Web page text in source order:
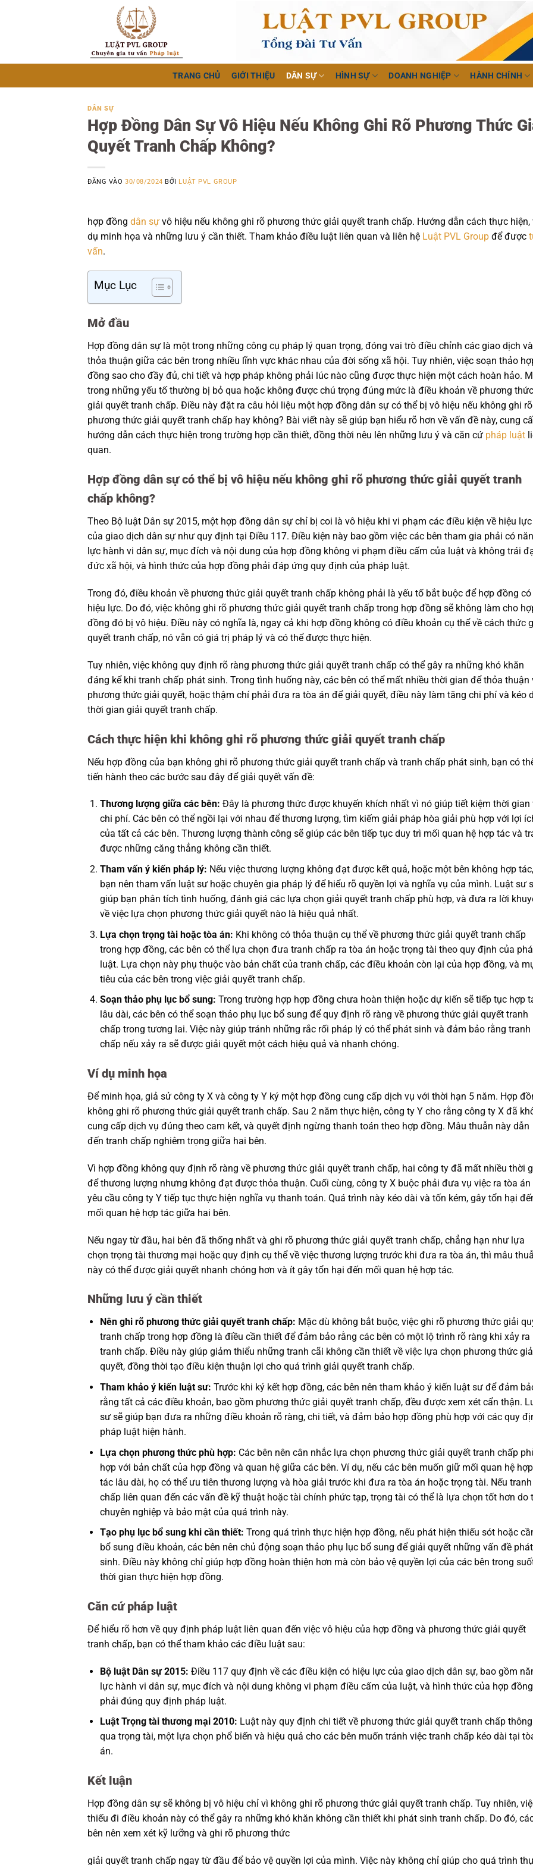
TRANG CHỦ GIỚI THIỆU DÂN SỰ HÌNH SỰ DOANH NGHIỆP HÀNH CHÍNH
DÂN SỰ
Hợp Đồng Dân Sự Vô Hiệu Nếu Không Ghi Rõ Phương Thức
Quyết Tranh Chấp Không?
ĐĂNG VÀO30/08/2024 BỞI LUẬT PVL GROUP
hợp đồng dân sự vô hiệu nếu không ghi rõ phương thức giải quyết tranh chấp. Hướng dẫn cách thực hiện,
dụ minh họa và những lưu ý cần thiết. Tham khảo điều luật liên quan và liên hệ Luật PVL Group để được
vấn.
Mục Lục
Mở đầu
Hợp đồng dân sự là một trong những công cụ pháp lý quan trọng, đóng vai trò điều chỉnh các giao dịch và
thỏa thuận giữa các bên trong nhiều lĩnh vực khác nhau của đời sống xã hội. Tuy nhiên, việc soạn thảo
đồng sao cho đầy đủ, chi tiết và hợp pháp không phải lúc nào cũng được thực hiện một cách hoàn hảo.
trong những yếu tố thường bị bỏ qua hoặc không được chú trọng đúng mức là điều khoản về phương thức
giải quyết tranh chấp. Điều này đặt ra câu hỏi liệu một hợp đồng dân sự có thể bị vô hiệu nếu không ghi rõ
phương thức giải quyết tranh chấp hay không? Bài viết này sẽ giúp bạn hiểu rõ hơn về vấn đề này, cung
hướng dẫn cách thực hiện trong trường hợp cần thiết, đồng thời nêu lên những lưu ý và căn cứ pháp luật
quan.
Hợp đồng dân sự có thể bị vô hiệu nếu không ghi rõ phương thức giải quyết tranh
chấp không?
Theo Bộ luật Dân sự 2015, một hợp đồng dân sự chỉ bị coi là vô hiệu khi vi phạm các điều kiện về hiệu lực
của giao dịch dân sự như quy định tại Điều 117. Điều kiện này bao gồm việc các bên tham gia phải có
lực hành vi dân sự, mục đích và nội dung của hợp đồng không vi phạm điều cấm của luật và không trái
đức xã hội, và hình thức của hợp đồng phải đáp ứng quy định của pháp luật.
Trong đó, điều khoản về phương thức giải quyết tranh chấp không phải là yếu tố bắt buộc để hợp đồng có
hiệu lực. Do đó, việc không ghi rõ phương thức giải quyết tranh chấp trong hợp đồng sẽ không làm cho
đồng đó bị vô hiệu. Điều này có nghĩa là, ngay cả khi hợp đồng không có điều khoản cụ thể về cách thức
quyết tranh chấp, nó vẫn có giá trị pháp lý và có thể được thực hiện.
Tuy nhiên, việc không quy định rõ ràng phương thức giải quyết tranh chấp có thể gây ra những khó khăn
đáng kể khi tranh chấp phát sinh. Trong tình huống này, các bên có thể mất nhiều thời gian để thỏa thuận
phương thức giải quyết, hoặc thậm chí phải đưa ra tòa án để giải quyết, điều này làm tăng chi phí và kéo
thời gian giải quyết tranh chấp.
Cách thực hiện khi không ghi rõ phương thức giải quyết tranh chấp
Nếu hợp đồng của bạn không ghi rõ phương thức giải quyết tranh chấp và tranh chấp phát sinh, bạn có
tiến hành theo các bước sau đây để giải quyết vấn đề:
Thương lượng giữa các bên: Đây là phương thức được khuyến khích nhất vì nó giúp tiết kiệm thời gian
chi phí. Các bên có thể ngồi lại với nhau để thương lượng, tìm kiếm giải pháp hòa giải phù hợp với lợi
của tất cả các bên. Thương lượng thành công sẽ giúp các bên tiếp tục duy trì mối quan hệ hợp tác và
được những căng thẳng không cần thiết.
Tham vấn ý kiến pháp lý: Nếu việc thương lượng không đạt được kết quả, hoặc một bên không hợp tác,
bạn nên tham vấn luật sư hoặc chuyên gia pháp lý để hiểu rõ quyền lợi và nghĩa vụ của mình. Luật sư
giúp bạn phân tích tình huống, đánh giá các lựa chọn giải quyết tranh chấp phù hợp, và đưa ra lời
về việc lựa chọn phương thức giải quyết nào là hiệu quả nhất.
Lựa chọn trọng tài hoặc tòa án: Khi không có thỏa thuận cụ thể về phương thức giải quyết tranh chấp
trong hợp đồng, các bên có thể lựa chọn đưa tranh chấp ra tòa án hoặc trọng tài theo quy định của
luật. Lựa chọn này phụ thuộc vào bản chất của tranh chấp, các điều khoản còn lại của hợp đồng, và
tiêu của các bên trong việc giải quyết tranh chấp.
Soạn thảo phụ lục bổ sung: Trong trường hợp hợp đồng chưa hoàn thiện hoặc dự kiến sẽ tiếp tục hợp
lâu dài, các bên có thể soạn thảo phụ lục bổ sung để quy định rõ ràng về phương thức giải quyết tranh
chấp trong tương lai. Việc này giúp tránh những rắc rối pháp lý có thể phát sinh và đảm bảo rằng tranh
chấp nếu xảy ra sẽ được giải quyết một cách hiệu quả và nhanh chóng.
Ví dụ minh họa
Để minh họa, giả sử công ty X và công ty Y ký một hợp đồng cung cấp dịch vụ với thời hạn 5 năm. Hợp
không ghi rõ phương thức giải quyết tranh chấp. Sau 2 năm thực hiện, công ty Y cho rằng công ty X đã
cung cấp dịch vụ đúng theo cam kết, và quyết định ngừng thanh toán theo hợp đồng. Mâu thuẫn này dẫn
đến tranh chấp nghiêm trọng giữa hai bên.
Vì hợp đồng không quy định rõ ràng về phương thức giải quyết tranh chấp, hai công ty đã mất nhiều thời
để thương lượng nhưng không đạt được thỏa thuận. Cuối cùng, công ty X buộc phải đưa vụ việc ra tòa án
yêu cầu công ty Y tiếp tục thực hiện nghĩa vụ thanh toán. Quá trình này kéo dài và tốn kém, gây tổn hại
mối quan hệ hợp tác giữa hai bên.
Nếu ngay từ đầu, hai bên đã thống nhất và ghi rõ phương thức giải quyết tranh chấp, chẳng hạn như lựa
chọn trọng tài thương mại hoặc quy định cụ thể về việc thương lượng trước khi đưa ra tòa án, thì mâu
này có thể được giải quyết nhanh chóng hơn và ít gây tổn hại đến mối quan hệ hợp tác.
Những lưu ý cần thiết
Nên ghi rõ phương thức giải quyết tranh chấp: Mặc dù không bắt buộc, việc ghi rõ phương thức giải
tranh chấp trong hợp đồng là điều cần thiết để đảm bảo rằng các bên có một lộ trình rõ ràng khi xảy ra
tranh chấp. Điều này giúp giảm thiểu những tranh cãi không cần thiết về việc lựa chọn phương thức
quyết, đồng thời tạo điều kiện thuận lợi cho quá trình giải quyết tranh chấp.
Tham khảo ý kiến luật sư: Trước khi ký kết hợp đồng, các bên nên tham khảo ý kiến luật sư để đảm
rằng tất cả các điều khoản, bao gồm phương thức giải quyết tranh chấp, đều được xem xét cẩn thận.
sư sẽ giúp bạn đưa ra những điều khoản rõ ràng, chi tiết, và đảm bảo hợp đồng phù hợp với các quy
pháp luật hiện hành.
Lựa chọn phương thức phù hợp: Các bên nên cân nhắc lựa chọn phương thức giải quyết tranh chấp
hợp với bản chất của hợp đồng và quan hệ giữa các bên. Ví dụ, nếu các bên muốn giữ mối quan hệ hợp
tác lâu dài, họ có thể ưu tiên thương lượng và hòa giải trước khi đưa ra tòa án hoặc trọng tài. Nếu tranh
chấp liên quan đến các vấn đề kỹ thuật hoặc tài chính phức tạp, trọng tài có thể là lựa chọn tốt hơn do
chuyên nghiệp và bảo mật của quá trình này.
Tạo phụ lục bổ sung khi cần thiết: Trong quá trình thực hiện hợp đồng, nếu phát hiện thiếu sót hoặc
bổ sung điều khoản, các bên nên chủ động soạn thảo phụ lục bổ sung để giải quyết những vấn đề phát
sinh. Điều này không chỉ giúp hợp đồng hoàn thiện hơn mà còn bảo vệ quyền lợi của các bên trong
thời gian thực hiện hợp đồng.
Căn cứ pháp luật
Để hiểu rõ hơn về quy định pháp luật liên quan đến việc vô hiệu của hợp đồng và phương thức giải quyết
tranh chấp, bạn có thể tham khảo các điều luật sau:
Bộ luật Dân sự 2015: Điều 117 quy định về các điều kiện có hiệu lực của giao dịch dân sự, bao gồm
lực hành vi dân sự, mục đích và nội dung không vi phạm điều cấm của luật, và hình thức của hợp đồng
phải đúng quy định pháp luật.
Luật Trọng tài thương mại 2010: Luật này quy định chi tiết về phương thức giải quyết tranh chấp thông
qua trọng tài, một lựa chọn phổ biến và hiệu quả cho các bên muốn tránh việc tranh chấp kéo dài tại
án.
Kết luận
Hợp đồng dân sự sẽ không bị vô hiệu chỉ vì không ghi rõ phương thức giải quyết tranh chấp. Tuy nhiên,
thiếu đi điều khoản này có thể gây ra những khó khăn không cần thiết khi phát sinh tranh chấp. Do đó,
bên nên xem xét kỹ lưỡng và ghi rõ phương thức
giải quyết tranh chấp ngay từ đầu để bảo vệ quyền lợi của mình. Việc này không chỉ giúp cho quá trình